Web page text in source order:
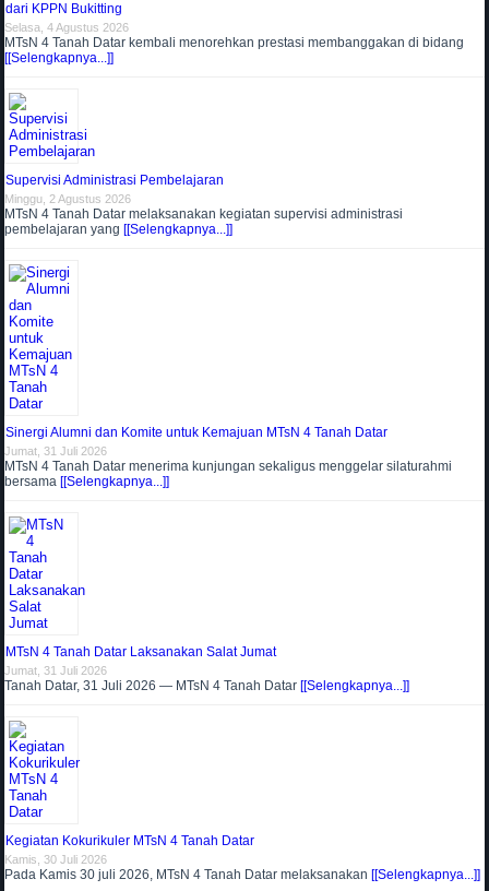
dari KPPN Bukitting
Selasa, 4 Agustus 2026
MTsN 4 Tanah Datar kembali menorehkan prestasi membanggakan di bidang
[[Selengkapnya...]]
Supervisi Administrasi Pembelajaran
Minggu, 2 Agustus 2026
MTsN 4 Tanah Datar melaksanakan kegiatan supervisi administrasi
pembelajaran yang [[Selengkapnya...]]
Sinergi Alumni dan Komite untuk Kemajuan MTsN 4 Tanah Datar
Jumat, 31 Juli 2026
MTsN 4 Tanah Datar menerima kunjungan sekaligus menggelar silaturahmi
bersama [[Selengkapnya...]]
MTsN 4 Tanah Datar Laksanakan Salat Jumat
Jumat, 31 Juli 2026
Tanah Datar, 31 Juli 2026 — MTsN 4 Tanah Datar [[Selengkapnya...]]
Kegiatan Kokurikuler MTsN 4 Tanah Datar
Kamis, 30 Juli 2026
Pada Kamis 30 juli 2026, MTsN 4 Tanah Datar melaksanakan [[Selengkapnya...]]